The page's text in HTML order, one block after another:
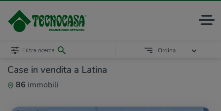
Case in vendita a Latina
86 immobili
Filtra ricerca Ordina